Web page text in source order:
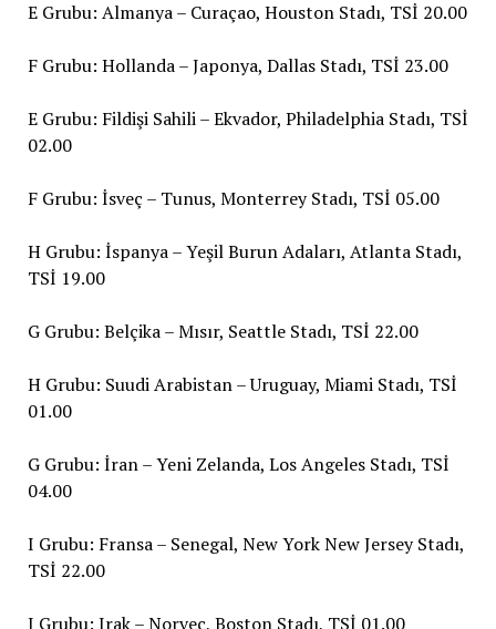
E Grubu: Almanya – Curaçao, Houston Stadı, TSİ 20.00
F Grubu: Hollanda – Japonya, Dallas Stadı, TSİ 23.00
E Grubu: Fildişi Sahili – Ekvador, Philadelphia Stadı, TSİ
02.00
F Grubu: İsveç – Tunus, Monterrey Stadı, TSİ 05.00
H Grubu: İspanya – Yeşil Burun Adaları, Atlanta Stadı,
TSİ 19.00
G Grubu: Belçika – Mısır, Seattle Stadı, TSİ 22.00
H Grubu: Suudi Arabistan – Uruguay, Miami Stadı, TSİ
01.00
G Grubu: İran – Yeni Zelanda, Los Angeles Stadı, TSİ
04.00
I Grubu: Fransa – Senegal, New York New Jersey Stadı,
TSİ 22.00
I Grubu: Irak – Norveç, Boston Stadı, TSİ 01.00